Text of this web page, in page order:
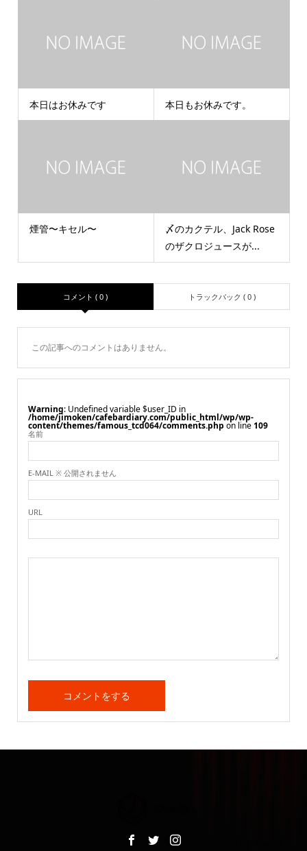
本日はお休みです 本日もお休みです。
煙管〜キセル〜
〆のカクテル、Jack Rose
のザクロジュースが...
コメント ( 0 ) トラックバック ( 0 )
この記事へのコメントはありません。
Warning : Undefined variable $user_ID in
/home/jimoken/cafebardiary.com/public_html/wp/wp-
content/themes/famous_tcd064/comments.php on line109
名前
E-MAIL ※ 公開されません
URL